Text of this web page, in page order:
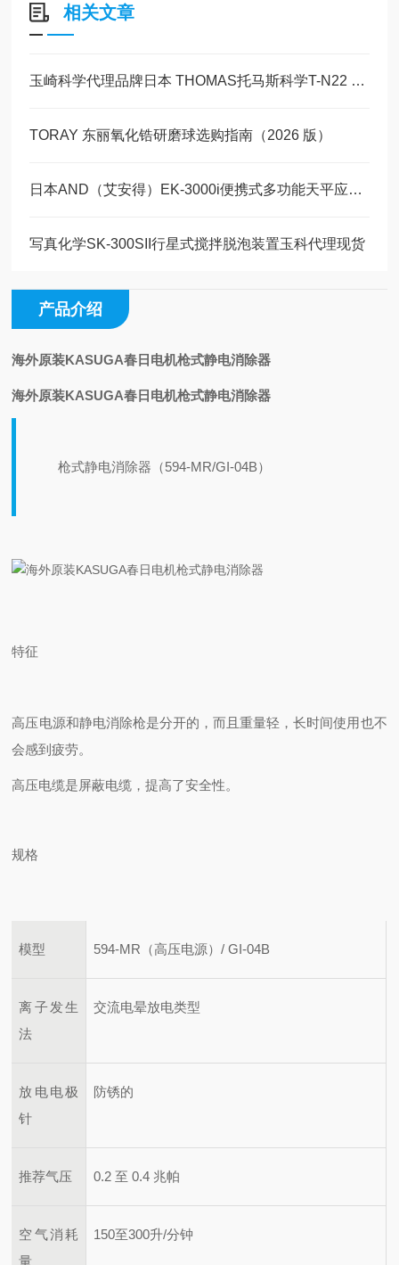
相关文章
玉崎科学代理品牌日本 THOMAS托马斯科学T-N22 恒温水槽产品详情
TORAY 东丽氧化锆研磨球选购指南（2026 版）
​日本AND（艾安得）EK-3000i便携式多功能天平应用场景
写真化学SK-300SII行星式搅拌脱泡装置玉科代理现货
产品介绍
海外原装KASUGA春日电机枪式静电消除器
海外原装KASUGA春日电机枪式静电消除器
枪式静电消除器（594-MR/GI-04B）
特征
高压电源和静电消除枪是分开的，而且重量轻，长时间使用也不
会感到疲劳。
高压电缆是屏蔽电缆，提高了安全性。
规格
模型 594-MR（高压电源）/ GI-04B
离子发生
法
交流电晕放电类型
放电电极
针
防锈的
推荐气压 0.2 至 0.4 兆帕
空气消耗
量
150至300升/分钟